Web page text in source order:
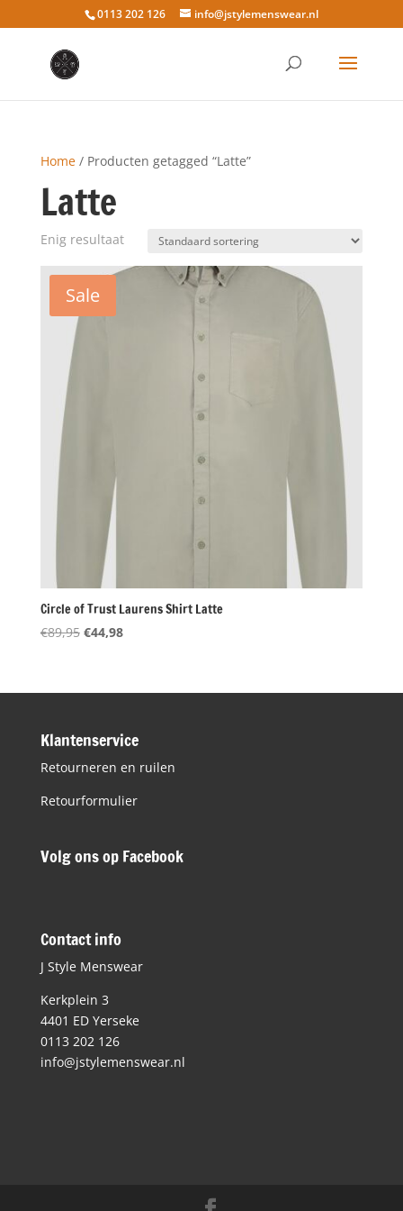
0113 202 126 info@jstylemenswear.nl
Home/ Producten getagged “Latte”
Latte
Enig resultaat
Sale
Circle of Trust Laurens Shirt Latte
€89,95 Oorspronkelijke
€89,95.
€44,98Huidige
€44,98.
Klantenservice
Retourneren en ruilen
Retourformulier
Volg ons op Facebook
Contact info
J Style Menswear
Kerkplein 3
4401 ED Yerseke
0113 202 126
info@jstylemenswear.nl